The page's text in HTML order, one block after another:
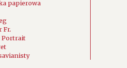
papierowa
Fr.
Portrait